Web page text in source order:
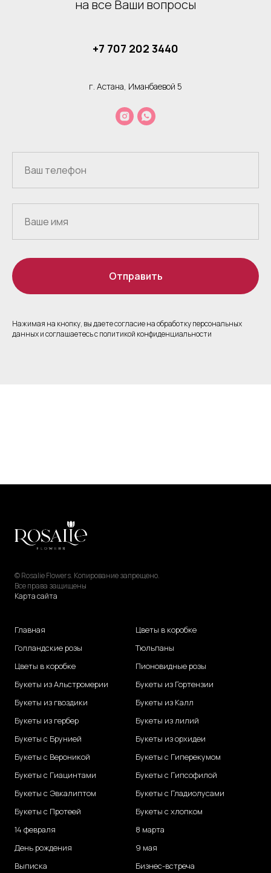
на все Ваши вопросы
+7 707 202 3440
г. Астана, Иманбаевой 5
Отправить
Нажимая на кнопку, вы даете согласие на обработку персональных
данных и соглашаетесь c политикой конфиденциальности
© Rosalie Flowers. Копирование запрещено.
Все права защищены
Карта сайта
Главная
Голландские розы
Цветы в коробке
Букеты из Альстромерии
Букеты из гвоздики
Букеты из гербер
Букеты с Брунией
Букеты с Вероникой
Букеты с Гиацинтами
Букеты с Эвкалиптом
Букеты с Протеей
14 февраля
День рождения
Выписка
Цветы в коробке
Тюльпаны
Пионовидные розы
Букеты из Гортензии
Букеты из Калл
Букеты из лилий
Букеты из орхидеи
Букеты с Гиперекумом
Букеты с Гипсофилой
Букеты с Гладиолусами
Букеты с хлопком
8 марта
9 мая
Бизнес-встреча